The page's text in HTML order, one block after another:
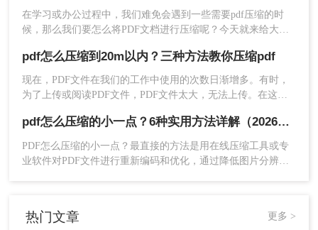
效的方法。
在学习或办公过程中，我们难免会遇到一些需要pdf压缩的时
候，那么我们要怎么将PDF文档进行压缩呢？今天就来给大家
一起学习一下吧。
pdf怎么压缩到20m以内？三种方法教你压缩pdf
现在，PDF文件在我们的工作中使用的次数日渐增多。有时，
为了上传或阅读PDF文件，PDF文件太大，无法上传。在这种
怎么压缩到20m以内吗？如果你不能，你可以跟着小编来解
决！
pdf怎么压缩的小一点？6种实用方法详解（2026最新）
PDF怎么压缩的小一点？最直接的方法是用在线压缩工具或专
业软件对PDF文件进行重新编码和优化，通过降低图片分辨
热门文章 更多 >